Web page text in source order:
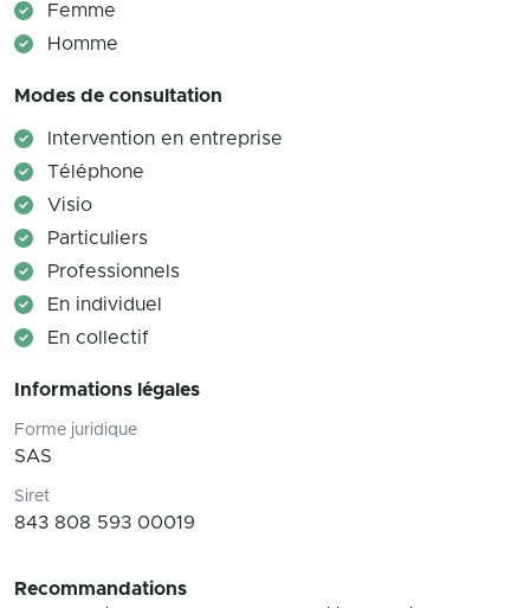
Femme
Homme
Modes de consultation
Intervention en entreprise
Téléphone
Visio
Particuliers
Professionnels
En individuel
En collectif
Informations légales
Forme juridique
SAS
Siret
843 808 593 00019
Recommandations